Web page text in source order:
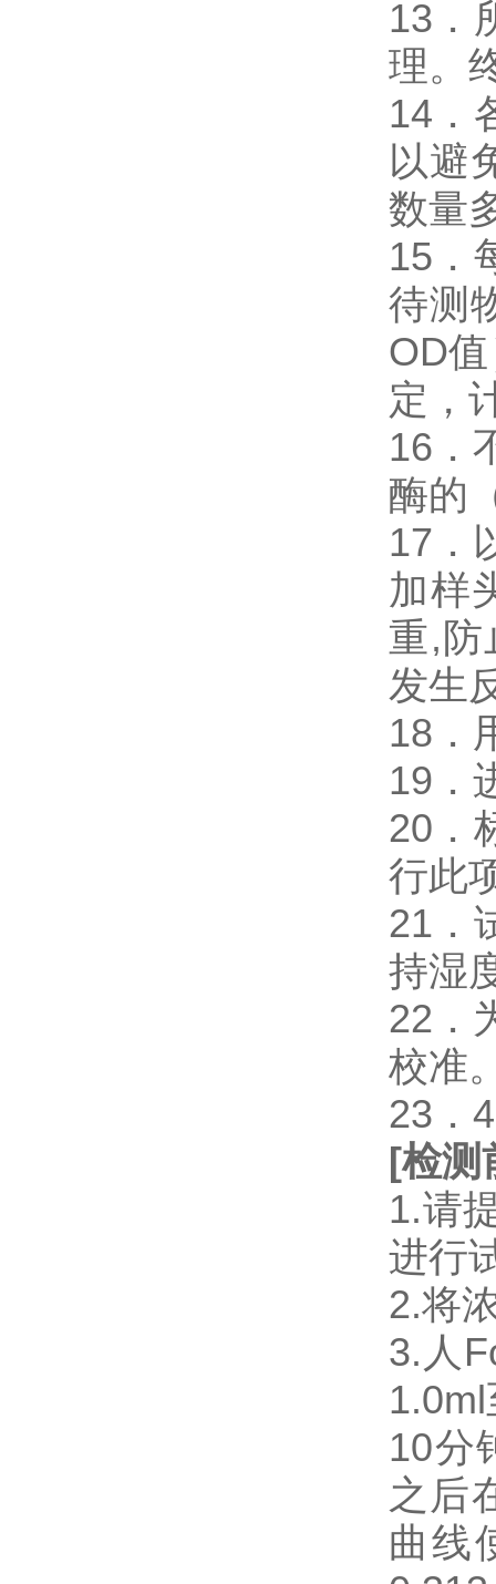
13．
理。
14．
以避
数量
15．
待测
OD
定，
16．
酶的
17．
加样
重,防
发生
18．
19．
20．
行此
21．
持湿
22．
校准
23．
[检测
1.请
进行
2.将
3.人
10分
之后
曲线